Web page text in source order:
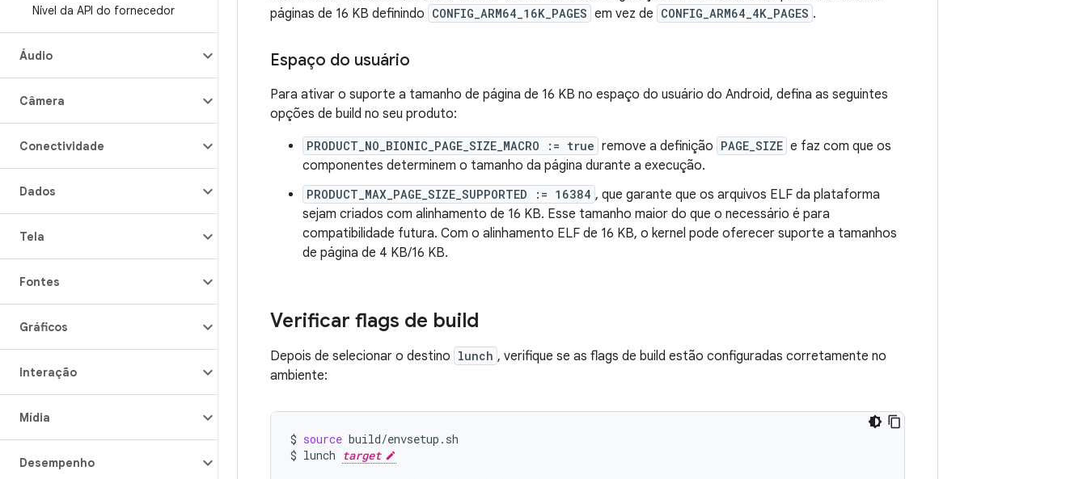
Nível da API do fornecedor
Áudio
Câmera
Conectividade
Dados
Tela
Fontes
Gráficos
Interação
Mídia
Desempenho
páginas de 16 KB definindo CONFIG_ARM64_16K_PAGES em vez de CONFIG_ARM64_4K_PAGES .
Espaço do usuário
Para ativar o suporte a tamanho de página de 16 KB no espaço do usuário do Android, defina as seguintes
opções de build no seu produto:
PRODUCT_NO_BIONIC_PAGE_SIZE_MACRO := true remove a definição PAGE_SIZE e faz com que os
componentes determinem o tamanho da página durante a execução.
PRODUCT_MAX_PAGE_SIZE_SUPPORTED := 16384 , que garante que os arquivos ELF da plataforma
sejam criados com alinhamento de 16 KB. Esse tamanho maior do que o necessário é para
compatibilidade futura. Com o alinhamento ELF de 16 KB, o kernel pode oferecer suporte a tamanhos
de página de 4 KB/16 KB.
Verificar flags de build
Depois de selecionar o destino lunch , verifique se as flags de build estão configuradas corretamente no
ambiente:
$ source build/envsetup.sh
$ lunch target